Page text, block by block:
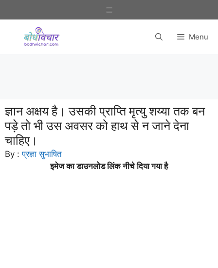
to
Menu
Menu
ज्ञान अक्षय है। उसकी प्राप्ति मृत्यु शय्या तक बन
पड़े तो भी उस अवसर को हाथ से न जाने देना
चाहिए।
By :प्रज्ञा सुभाषित
इमेज का डाउनलोड लिंक नीचे दिया गया है